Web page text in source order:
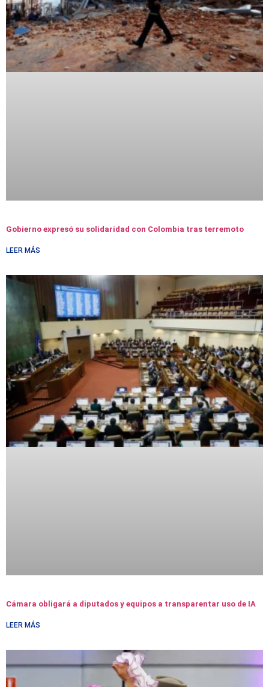
Gobierno expresó su solidaridad con Colombia tras terremoto
LEER MÁS
Cámara obligará a diputados y equipos a transparentar uso de IA
LEER MÁS